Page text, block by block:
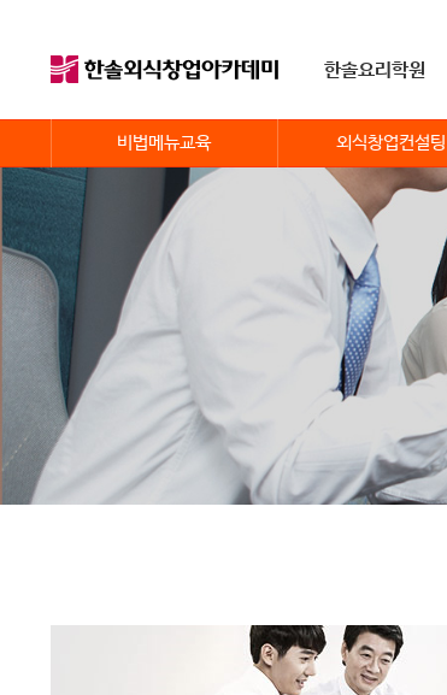
한솔요리학원
비법메뉴교육 외식창업컨설팅